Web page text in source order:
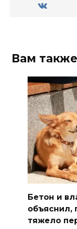
Вам
Бетон и
объяснил,
тяжело